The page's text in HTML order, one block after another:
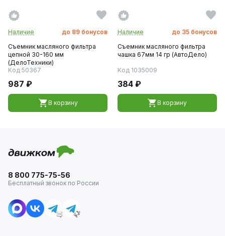
Наличие до 89 бонусов
Съемник масляного фильтра
цепной 30-160 мм
(ДелоТехники)
Код 50367
987 ₽
В корзину
Наличие до 35 бонусов
Съемник масляного фильтра
чашка 67мм 14 гр (АвтоДело)
Код 1035009
384 ₽
В корзину
8 800 775-75-56
Бесплатный звонок по России